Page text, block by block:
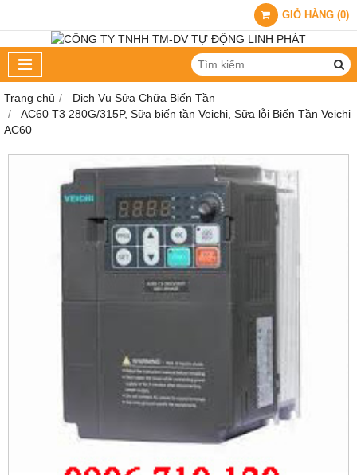
GIỎ HÀNG (0)
Trang chủ
Dịch Vụ Sửa Chữa Biến Tần
AC60 T3 280G/315P, Sữa biến tần Veichi, Sữa lỗi Biến Tần Veichi
AC60